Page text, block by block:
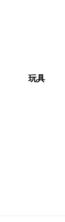
玩具